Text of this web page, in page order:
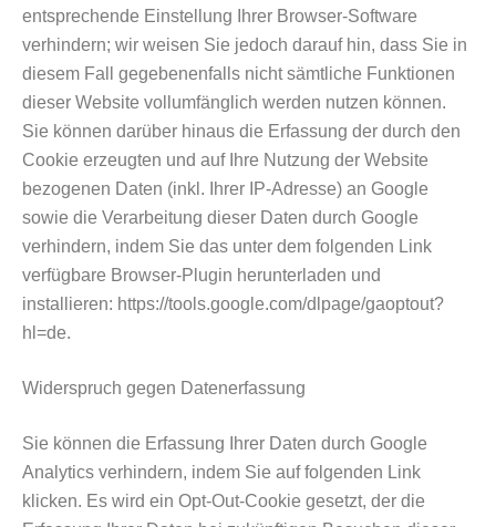
entsprechende Einstellung Ihrer Browser-Software
verhindern; wir weisen Sie jedoch darauf hin, dass Sie in
diesem Fall gegebenenfalls nicht sämtliche Funktionen
dieser Website vollumfänglich werden nutzen können.
Sie können darüber hinaus die Erfassung der durch den
Cookie erzeugten und auf Ihre Nutzung der Website
bezogenen Daten (inkl. Ihrer IP-Adresse) an Google
sowie die Verarbeitung dieser Daten durch Google
verhindern, indem Sie das unter dem folgenden Link
verfügbare Browser-Plugin herunterladen und
installieren: https://tools.google.com/dlpage/gaoptout?
hl=de.
Widerspruch gegen Datenerfassung
Sie können die Erfassung Ihrer Daten durch Google
Analytics verhindern, indem Sie auf folgenden Link
klicken. Es wird ein Opt-Out-Cookie gesetzt, der die